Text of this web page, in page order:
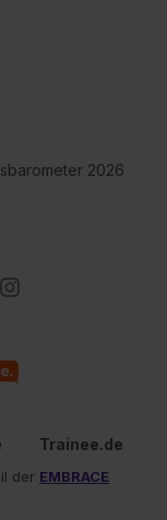
2026
Trainee.de
der EMBRACE